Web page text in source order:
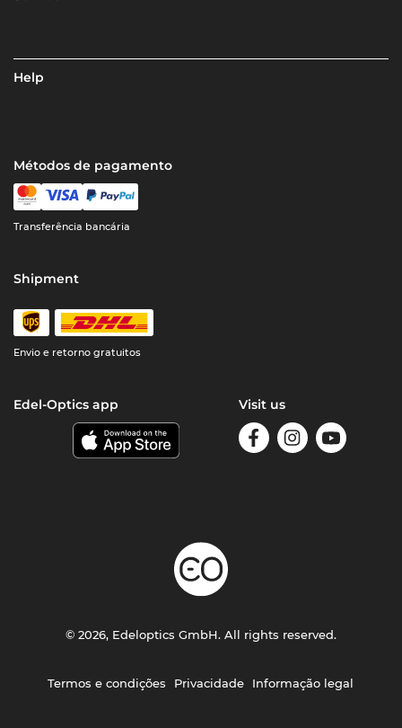
Help
Métodos de pagamento
Transferência bancária
Shipment
Envio e retorno gratuitos
Edel-Optics app Visit us
Termos e condições Privacidade Informação legal
© 2026, Edeloptics GmbH. All rights reserved.